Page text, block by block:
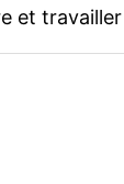
et